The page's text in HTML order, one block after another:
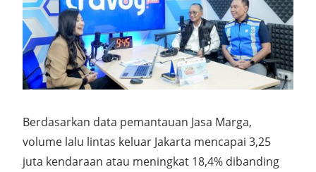
Berdasarkan data pemantauan Jasa Marga,
volume lalu lintas keluar Jakarta mencapai 3,25
juta kendaraan atau meningkat 18,4% dibanding